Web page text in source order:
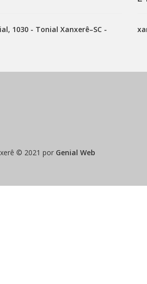
1030 - Tonial Xanxerê–SC -
© 2021 por Genial Web